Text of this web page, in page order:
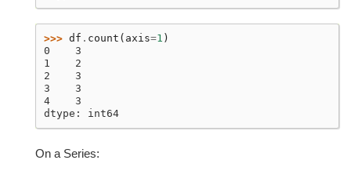
>>> df . count ( axis=1 )
0    3
1    2
2    3
3    3
4    3
dtype: int64
On a Series: